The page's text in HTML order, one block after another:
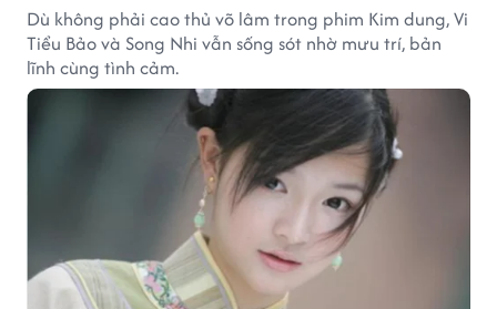
Dù không phải cao thủ võ lâm trong phim Kim dung, Vi
Tiểu Bảo và Song Nhi vẫn sống sót nhờ mưu trí, bản
lĩnh cùng tình cảm.